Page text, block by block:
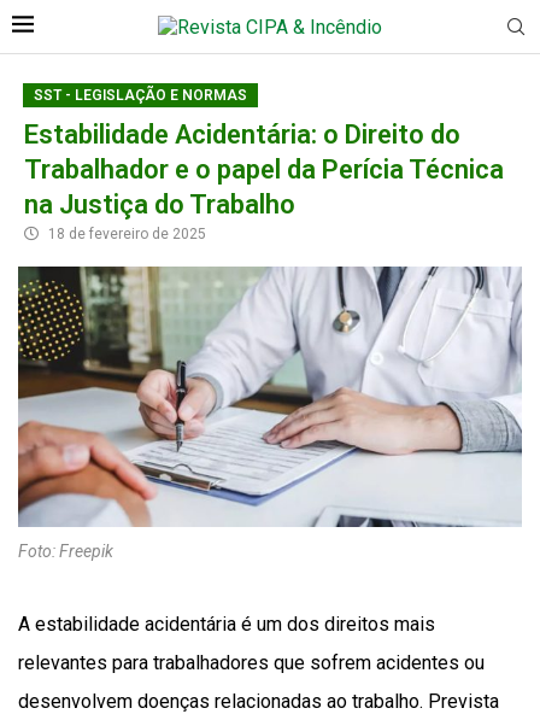
SST - LEGISLAÇÃO E NORMAS
Estabilidade Acidentária: o Direito do
Trabalhador e o papel da Perícia Técnica
na Justiça do Trabalho
18 de fevereiro de 2025
Foto: Freepik
A estabilidade acidentária é um dos direitos mais
relevantes para trabalhadores que sofrem acidentes ou
desenvolvem doenças relacionadas ao trabalho. Prevista